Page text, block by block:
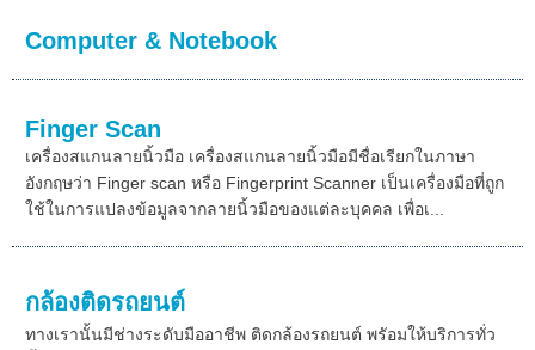
Computer & Notebook
Finger Scan
เครื่องสแกนลายนิ้วมือ เครื่องสแกนลายนิ้วมือมีชื่อเรียกในภาษา
อังกฤษว่า Finger scan หรือ Fingerprint Scanner เป็นเครื่องมือที่ถูก
ใช้ในการแปลงข้อมูลจากลายนิ้วมือของแต่ละบุคคล เพื่อเ...
กล้องติดรถยนต์
ทางเรานั้นมีช่างระดับมืออาชีพ ติดกล้องรถยนต์ พรัอมให้บริการทั่ว